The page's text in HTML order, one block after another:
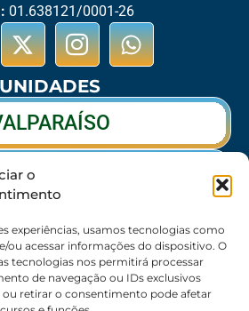
o
experiências, usamos tecnologias como
ou acessar informações do dispositivo. O
tecnologias nos permitirá processar
de navegação ou IDs exclusivos
ou retirar o consentimento pode afetar
01.638121/0001-26
UNIDADES
RIO VERDE
NOVAS
SEDE